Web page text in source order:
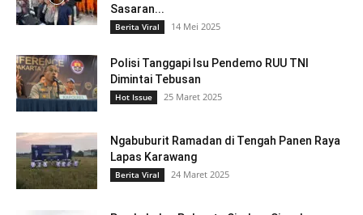
Sasaran...
Berita Viral 14 Mei 2025
Polisi Tanggapi Isu Pendemo RUU TNI
Dimintai Tebusan
Hot Issue 25 Maret 2025
Ngabuburit Ramadan di Tengah Panen Raya
Lapas Karawang
Berita Viral 24 Maret 2025